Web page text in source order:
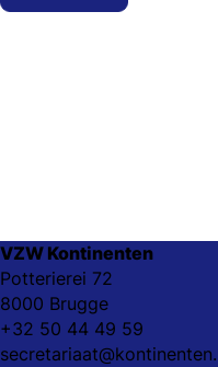
VZW Kontinenten
Potterierei 72
8000 Brugge
+32 50 44 49 59